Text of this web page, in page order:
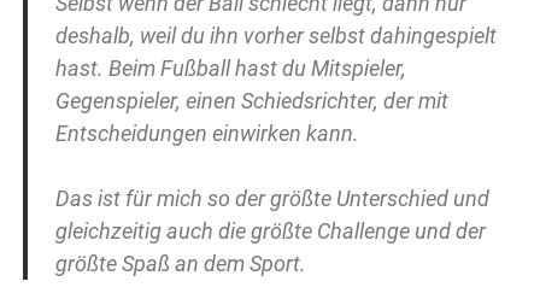
deshalb, weil du ihn vorher selbst dahingespielt
hast. Beim Fußball hast du Mitspieler,
Gegenspieler, einen Schiedsrichter, der mit
Entscheidungen einwirken kann.
Das ist für mich so der größte Unterschied und
gleichzeitig auch die größte Challenge und der
größte Spaß an dem Sport.